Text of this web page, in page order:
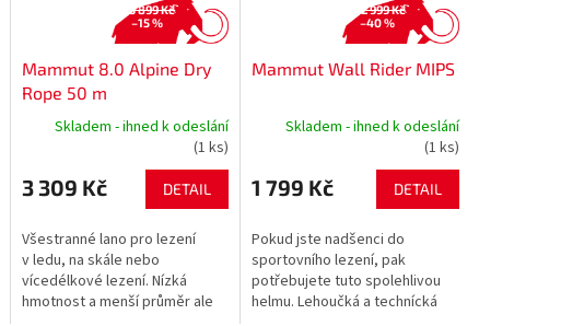
3 899 Kč
–15 %
Mammut 8.0 Alpine Dry
Rope 50 m
Skladem - ihned k odeslání
(1 ks)
3 309 Kč DETAIL
Všestranné lano pro lezení
v ledu, na skále nebo
vícedélkové lezení. Nízká
hmotnost a menší průměr ale
2 999 Kč
–40 %
Mammut Wall Rider MIPS
Skladem - ihned k odeslání
(1 ks)
1 799 Kč DETAIL
Pokud jste nadšenci do
sportovního lezení, pak
potřebujete tuto spolehlivou
helmu. Lehoučká a technícká